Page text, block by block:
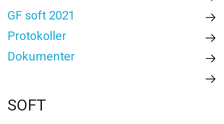
GF soft 2021
Protokoller
Dokumenter
SOFT